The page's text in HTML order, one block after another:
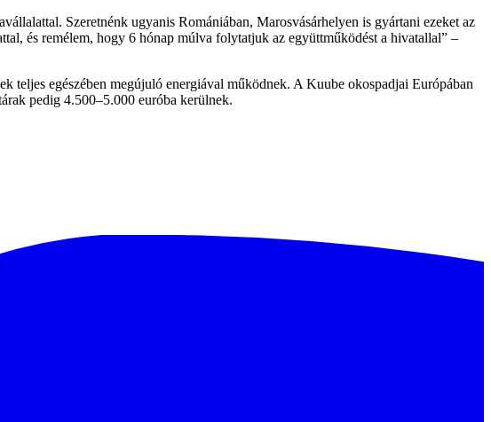
Szeretnénk ugyanis Romániában, Marosvásárhelyen is gyártani ezeket az
és remélem, hogy 6 hónap múlva folytatjuk az együttműködést a hivatallal” –
teljes egészében megújuló energiával működnek. A Kuube okospadjai Európában
pedig 4.500–5.000 euróba kerülnek.